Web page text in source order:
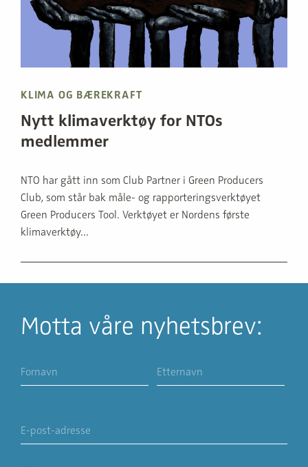
KLIMA OG BÆREKRAFT
Nytt klimaverktøy for NTOs
medlemmer
NTO har gått inn som Club Partner i Green Producers
Club, som står bak måle- og rapporteringsverktøyet
Green Producers Tool. Verktøyet er Nordens første
klimaverktøy...
Motta våre nyhetsbrev: